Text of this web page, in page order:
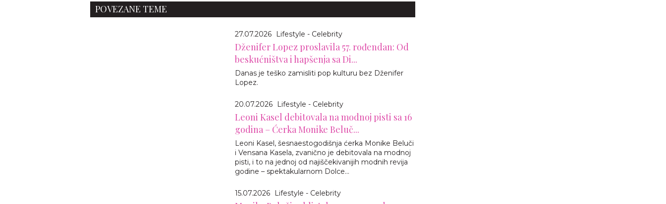
POVEZANE TEME
27.07.2026 Lifestyle - Celebrity
Dženifer Lopez proslavila 57. rođendan: Od
beskućništva i hapšenja sa Di...
Danas je teško zamisliti pop kulturu bez Dženifer
Lopez.
20.07.2026 Lifestyle - Celebrity
Leoni Kasel debitovala na modnoj pisti sa 16
godina – Ćerka Monike Beluč...
Leoni Kasel, šesnaestogodišnja ćerka Monike Beluči
i Vensana Kasela, zvanično je debitovala na modnoj
pisti, i to na jednoj od najiščekivanijih modnih revija
godine – spektakularnom Dolce...
15.07.2026 Lifestyle - Celebrity